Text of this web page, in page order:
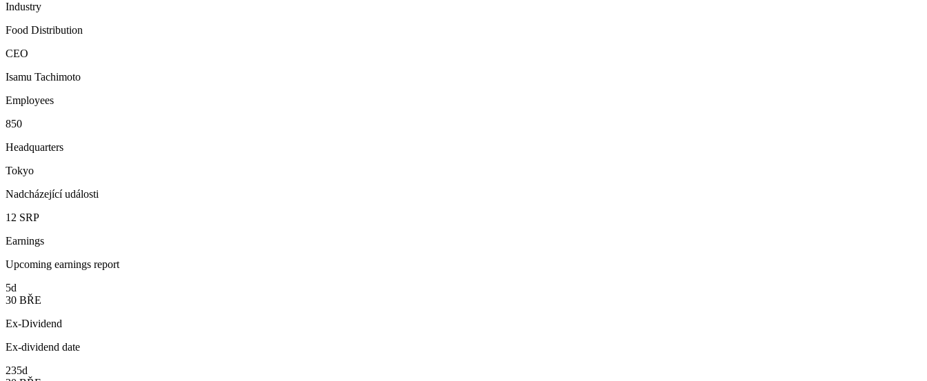
Industry
Food Distribution
CEO
Isamu Tachimoto
Employees
850
Headquarters
Tokyo
Nadcházející události
12 SRP
Earnings
Upcoming earnings report
5d
30 BŘE
Ex-Dividend
Ex-dividend date
235d